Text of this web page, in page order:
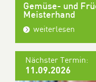
Gemüse- und
Meisterhand
weiterlesen
Nächster Termin:
11.09.2026